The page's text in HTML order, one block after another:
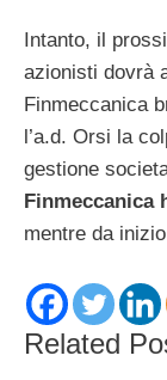
Intanto, il
azionisti dovrà
Finmeccanica
l’a.d. Orsi la
gestione
Finmeccanica
mentre da
Related